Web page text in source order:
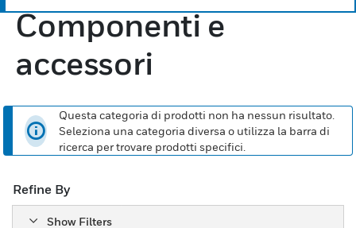
Componenti e
accessori
Questa categoria di prodotti non ha nessun risultato.
Seleziona una categoria diversa o utilizza la barra di
ricerca per trovare prodotti specifici.
Refine By
Show Filters